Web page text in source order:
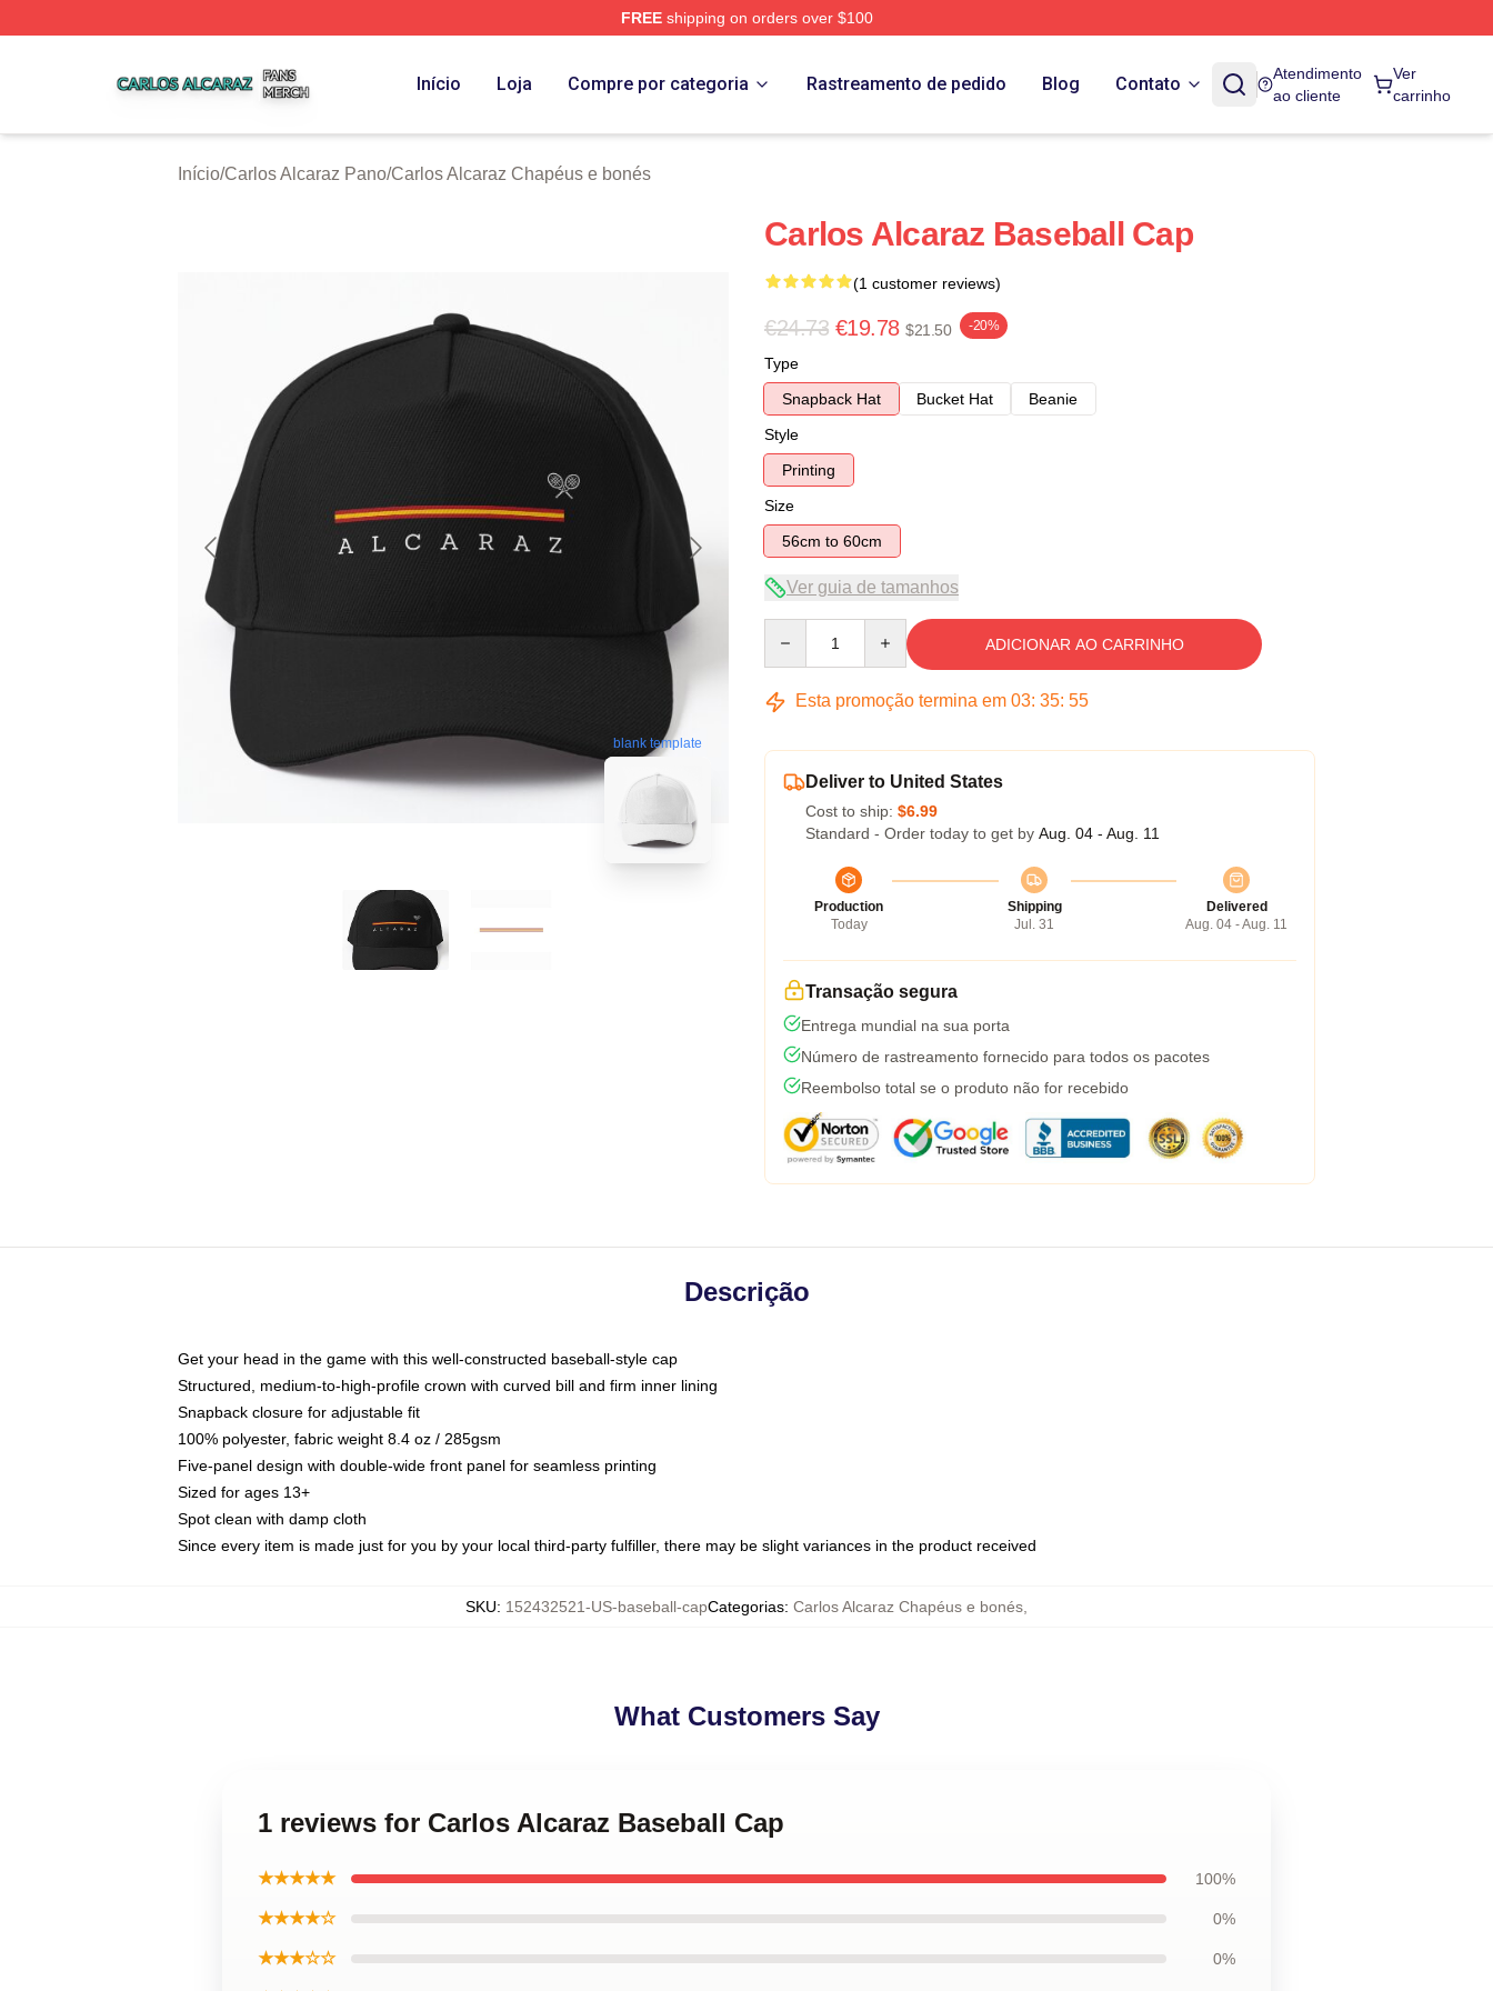
FREEshipping on orders over $100
Início Loja Compre por categoria Rastreamento de pedido Blog Contato
Atendimento
ao cliente
Ver
carrinho
Início/Carlos Alcaraz Pano/Carlos Alcaraz Chapéus e bonés
blank template
Carlos Alcaraz Baseball Cap
(1 customer reviews)
€24.73 €19.78 $21.50 -20%
Type
Snapback Hat
Bucket Hat
Beanie
Style
Printing
Size
56cm to 60cm
Ver guia de tamanhos
ADICIONAR AO CARRINHO
Esta promoção termina em 03: 35: 54
Deliver to United States
Cost to ship: $6.99
Standard - Order today to get by Aug. 04 - Aug. 11
Production
Today
Shipping
Jul. 31
Delivered
Aug. 04 - Aug. 11
Transação segura
Entrega mundial na sua porta
Número de rastreamento fornecido para todos os pacotes
Reembolso total se o produto não for recebido
Descrição
Get your head in the game with this well-constructed baseball-style cap
Structured, medium-to-high-profile crown with curved bill and firm inner lining
Snapback closure for adjustable fit
100% polyester, fabric weight 8.4 oz / 285gsm
Five-panel design with double-wide front panel for seamless printing
Sized for ages 13+
Spot clean with damp cloth
Since every item is made just for you by your local third-party fulfiller, there may be slight variances in the product received
SKU: 152432521-US-baseball-capCategorias: Carlos Alcaraz Chapéus e bonés
What Customers Say
1 reviews for Carlos Alcaraz Baseball Cap
★★★★★ 100%
★★★★☆ 0%
★★★☆☆ 0%